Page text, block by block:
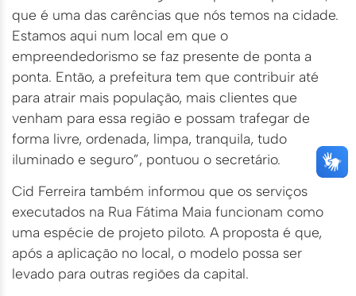
que é uma das carências que nós temos na cidade.
Estamos aqui num local em que o
empreendedorismo se faz presente de ponta a
ponta. Então, a prefeitura tem que contribuir até
para atrair mais população, mais clientes que
venham para essa região e possam trafegar de
forma livre, ordenada, limpa, tranquila, tudo
iluminado e seguro”, pontuou o secretário.
Cid Ferreira também informou que os serviços
executados na Rua Fátima Maia funcionam como
uma espécie de projeto piloto. A proposta é que,
após a aplicação no local, o modelo possa ser
levado para outras regiões da capital.